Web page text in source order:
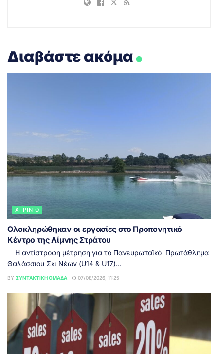
Διαβάστε ακόμα.
ΑΓΡΊΝΙΟ
Ολοκληρώθηκαν οι εργασίες στο Προπονητικό
Κέντρο της Λίμνης Στράτου
Η αντίστροφη μέτρηση για το Πανευρωπαϊκό Πρωτάθλημα
Θαλάσσιου Σκι Νέων (U14 & U17)...
BY ΣΥΝΤΑΚΤΙΚΉ ΟΜΆΔΑ 07/08/2026, 11:25